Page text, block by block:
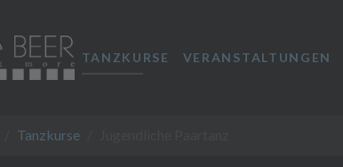
TANZKURSE VERANSTALTUNGEN
Tanzkurse